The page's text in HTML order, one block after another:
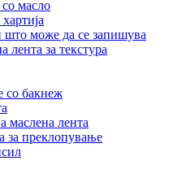
масло
што може да се запишува
лента за текстура
со бакнеж
маслена лента
за преклопување